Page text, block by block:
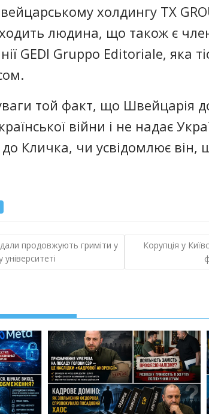
холдингу TX
людина, що також є
GEDI Gruppo Editoriale, яка
той факт, що Швейцарія
війни і не надає
Кличка, чи усвідомлює він,
продовжують гриміти у
Корупція у